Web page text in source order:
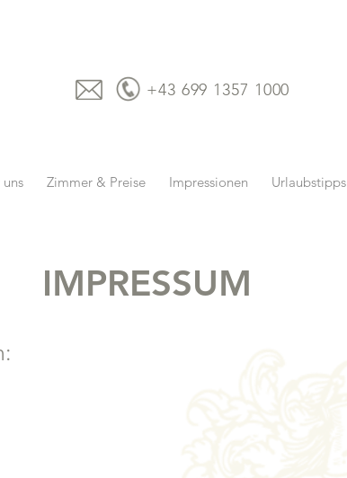
+43 699 1357 1000
Zimmer & Preise Impressionen Urlaubstipps
IMPRESSUM